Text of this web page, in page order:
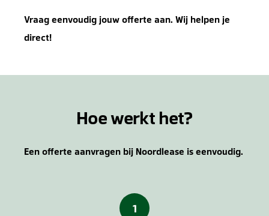
Vraag eenvoudig jouw offerte aan. Wij helpen je
direct!
Hoe werkt het?
Een offerte aanvragen bij Noordlease is eenvoudig.
1